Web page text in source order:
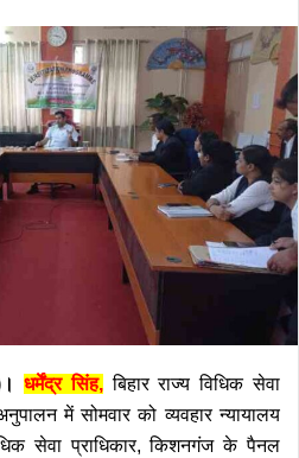
धर्मेंद्र सिंह,बिहार राज्य विधिक सेवा
में सोमवार को व्यवहार न्यायालय
सेवा प्राधिकार, किशनगंज के पैनल